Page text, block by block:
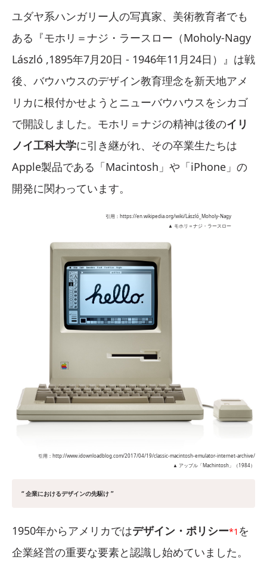
ユダヤ系ハンガリー人の写真家、美術教育者でも
ある『モホリ＝ナジ・ラースロー（Moholy-Nagy
László ,1895年7月20日 - 1946年11月24日）』は戦
後、バウハウスのデザイン教育理念を新天地アメ
リカに根付かせようとニューバウハウスをシカゴ
で開設しました。モホリ＝ナジの精神は後のイリ
ノイ工科大学に引き継がれ、その卒業生たちは
Apple製品である「Macintosh」や「iPhone」の
開発に関わっています。
引用：https://en.wikipedia.org/wiki/László_Moholy-Nagy
▲ モホリ＝ナジ・ラースロー
引用：http://www.idownloadblog.com/2017/04/19/classic-macintosh-emulator-internet-archive/
▲ アップル「Machintosh」（1984）
“ 企業におけるデザインの先駆け ”
1950年からアメリカではデザイン・ポリシー*1 を
企業経営の重要な要素と認識し始めていました。